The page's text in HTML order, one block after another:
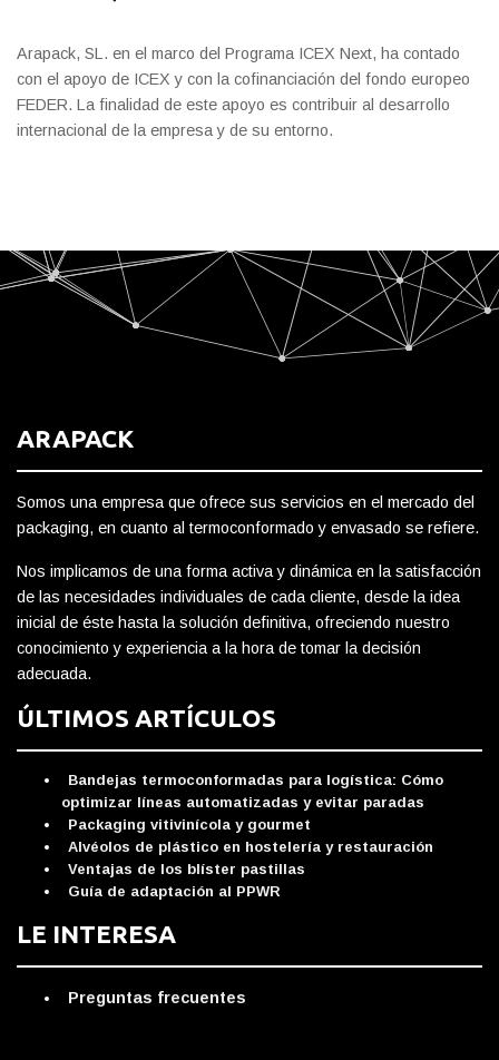
Arapack, SL. en el marco del Programa ICEX Next, ha contado
con el apoyo de ICEX y con la cofinanciación del fondo europeo
FEDER. La finalidad de este apoyo es contribuir al desarrollo
internacional de la empresa y de su entorno.
ARAPACK
Somos una empresa que ofrece sus servicios en el mercado del
packaging, en cuanto al termoconformado y envasado se refiere.
Nos implicamos de una forma activa y dinámica en la satisfacción
de las necesidades individuales de cada cliente, desde la idea
inicial de éste hasta la solución definitiva, ofreciendo nuestro
conocimiento y experiencia a la hora de tomar la decisión
adecuada.
ÚLTIMOS ARTÍCULOS
Bandejas termoconformadas para logística: Cómo
optimizar líneas automatizadas y evitar paradas
Packaging vitivinícola y gourmet
Alvéolos de plástico en hostelería y restauración
Ventajas de los blíster pastillas
Guía de adaptación al PPWR
LE INTERESA
Preguntas frecuentes